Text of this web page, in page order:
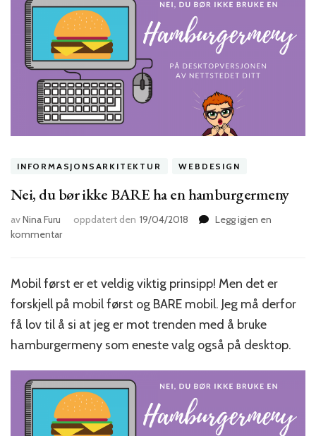
INFORMASJONSARKITEKTUR WEBDESIGN
Nei, du bør ikke BARE ha en hamburgermeny
avNina Furu oppdatert den 19/04/2018
Legg igjen en
kommentartil
bør
BARE
ha
hamburgermeny
Mobil først er et veldig viktig prinsipp! Men det er
forskjell på mobil først og BARE mobil. Jeg må derfor
få lov til å si at jeg er mot trenden med å bruke
hamburgermeny som eneste valg også på desktop.